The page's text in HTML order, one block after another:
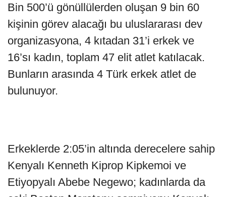
Bin 500’ü gönüllülerden oluşan 9 bin 60
kişinin görev alacağı bu uluslararası dev
organizasyona, 4 kıtadan 31’i erkek ve
16’sı kadın, toplam 47 elit atlet katılacak.
Bunların arasında 4 Türk erkek atlet de
bulunuyor.
Erkeklerde 2:05’in altında derecelere sahip
Kenyalı Kenneth Kiprop Kipkemoi ve
Etiyopyalı Abebe Negewo; kadınlarda da